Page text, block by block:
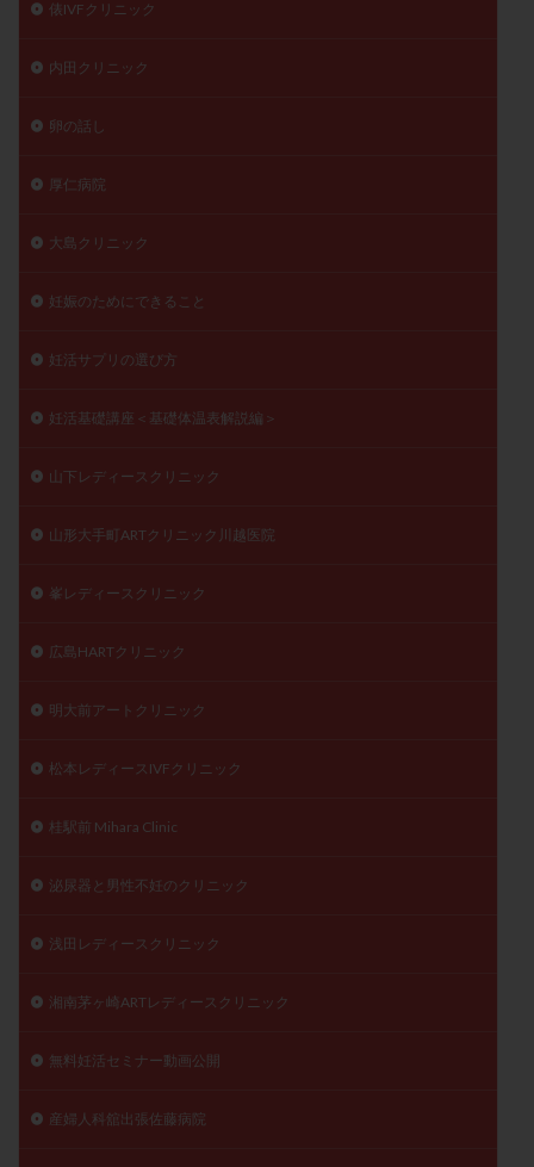
俵IVFクリニック
内田クリニック
卵の話し
厚仁病院
大島クリニック
妊娠のためにできること
妊活サプリの選び方
妊活基礎講座＜基礎体温表解説編＞
山下レディースクリニック
山形大手町ARTクリニック川越医院
峯レディースクリニック
広島HARTクリニック
明大前アートクリニック
松本レディースIVFクリニック
桂駅前 Mihara Clinic
泌尿器と男性不妊のクリニック
浅田レディースクリニック
湘南茅ヶ崎ARTレディースクリニック
無料妊活セミナー動画公開
産婦人科舘出張佐藤病院